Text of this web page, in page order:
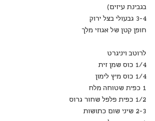
בגבינת עיזים)
3-4 גבעולי בצל ירוק
חופן קטן של אגוזי מלך
לרוטב ויניגרט
1/4 כוס שמן זית
1/4 כוס מיץ לימון
1 כפית שטוחה מלח
1/2 כפית פלפל שחור גרוס
2-3 שיני שום כתושות